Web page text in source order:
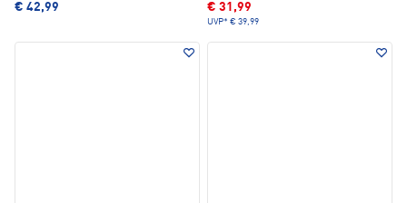
€ 42,99 € 31,99
UVP* € 39,99